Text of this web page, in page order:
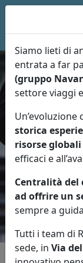
Siamo lieti di
entrata a far
(gruppo
settore viaggi
storica
risorse globali
efficaci e
Centralità del
ad offrire un
sempre a
Tutti i team di
sede, in Via